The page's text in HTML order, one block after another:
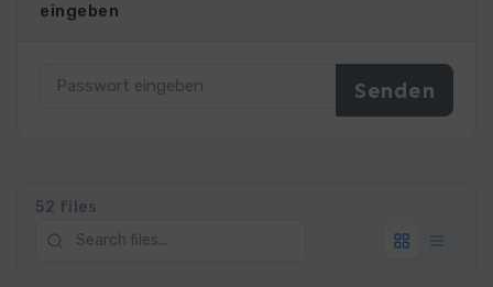
eingeben
52 files